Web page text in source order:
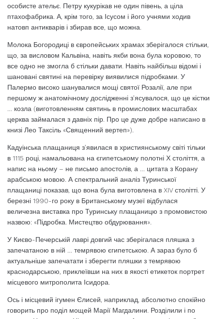
особисте ательє. Петру кукурікав не один півень, а ціла
птахофабрика. А, крім того, за Ісусом і його учнями ходив
натовп антикварів і збирав все, що можна.
Молока Богородиці в європейських храмах зберігалося стільки,
що, за висловом Кальвіна, навіть якби вона була коровою, то
все одно не змогла б стільки давати. Навіть найбільш відомі і
шановані святині на перевірку виявилися підробками. У
Палермо високо шанувалися мощі святої Розалії, але при
першому ж анатомічному дослідженні з’ясувалося, що це кістки
… козла (виготовленням святинь в промислових масштабах
церква займалася з давніх пір. Про це дуже добре написано в
книзі Лео Таксіль «Священний вертеп»).
Кадуінська плащаниця з’явилася в християнському світі тільки
в 1115 році, намальована на єгипетському полотні Х століття, а
напис на ньому – не письмо апостолів, а … цитата з Корану
арабською мовою. А спектральний аналіз Туринської
плащаниці показав, що вона була виготовлена ​​в XIV столітті. У
березні 1990-го року в Британському музеї відбулася
величезна виставка про Туринську плащаницю з промовистою
назвою: «Підробка. Мистецтво обдурювання».
У Києво-Печерській лаврі довгий час зберігалася пляшка з
запечатаною в ній … темрявою єгипетською. А зараз було б
актуальніше запечатати і зберегти пляшки з темрявою
краснодарською, приклеївши на них в якості етикеток портрет
місцевого митрополита Ісидора.
Ось і місцевий ігумен Єлисей, наприклад, абсолютно спокійно
говорить про поділ мощей Марії Магдалини. Розділили і по